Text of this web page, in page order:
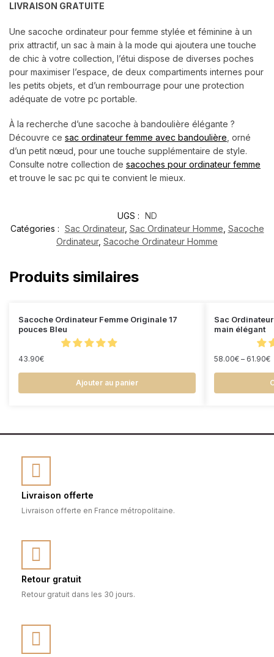
LIVRAISON GRATUITE
Une sacoche ordinateur pour femme stylée et féminine à un
prix attractif, un sac à main à la mode qui ajoutera une touche
de chic à votre collection, l’étui dispose de diverses poches
pour maximiser l’espace, de deux compartiments internes pour
les petits objets, et d’un rembourrage pour une protection
adéquate de votre pc portable.
À la recherche d’une sacoche à bandoulière élégante ?
Découvre ce sac ordinateur femme avec bandoulière , orné
d’un petit nœud, pour une touche supplémentaire de style.
Consulte notre collection de sacoches pour ordinateur femme
et trouve le sac pc qui te convient le mieux.
UGS : ND
Catégories : Sac Ordinateur, Sac Ordinateur Homme Sacoche
Ordinateur, Sacoche Ordinateur Homme
Produits similaires
Sacoche Ordinateur Femme Originale 17
pouces Bleu
43.90€
Ajouter au panier
Sac
main élégant
58.00€ – 61.90€
Livraison offerte
Livraison offerte en France métropolitaine.
Retour gratuit
Retour gratuit dans les 30 jours.